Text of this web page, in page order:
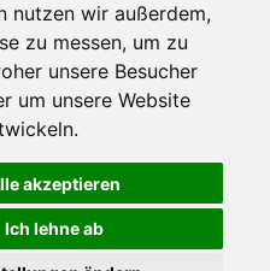
nutzen wir außerdem,
zu messen, um zu
unsere Besucher
um unsere Website
akzeptieren
Ich lehne ab
могли использовать весь функционал
Инвесторам
Медиа
Facebook
Twitter
YouTube
Google+